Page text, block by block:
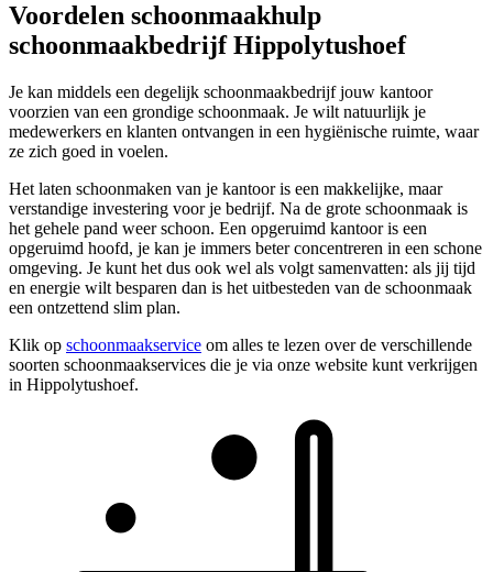
Voordelen schoonmaakhulp
schoonmaakbedrijf Hippolytushoef
Je kan middels een degelijk schoonmaakbedrijf jouw kantoor
voorzien van een grondige schoonmaak. Je wilt natuurlijk je
medewerkers en klanten ontvangen in een hygiënische ruimte, waar
ze zich goed in voelen.
Het laten schoonmaken van je kantoor is een makkelijke, maar
verstandige investering voor je bedrijf. Na de grote schoonmaak is
het gehele pand weer schoon. Een opgeruimd kantoor is een
opgeruimd hoofd, je kan je immers beter concentreren in een schone
omgeving. Je kunt het dus ook wel als volgt samenvatten: als jij tijd
en energie wilt besparen dan is het uitbesteden van de schoonmaak
een ontzettend slim plan.
Klik op schoonmaakservice om alles te lezen over de verschillende
soorten schoonmaakservices die je via onze website kunt verkrijgen
in Hippolytushoef.